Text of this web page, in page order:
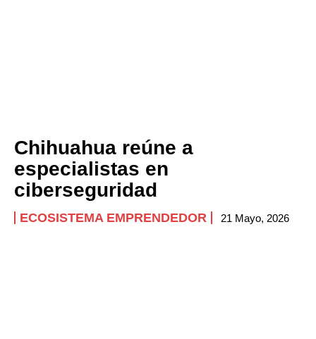
Chihuahua reúne a
especialistas en
ciberseguridad
ECOSISTEMA EMPRENDEDOR 21 Mayo, 2026